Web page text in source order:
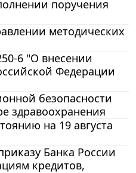
поручения
методических
6 "О внесении
Федерации
безопасности
здравоохранения
на 19 августа
Банка России
кредитов,